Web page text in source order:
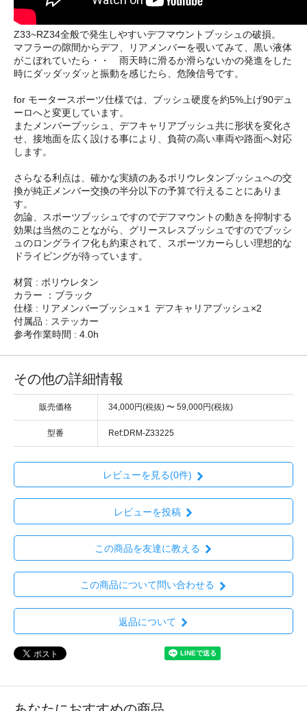
Z33~RZ34全般で発生しやすいデフマウントブッシュの破損。
マフラーの隙間からデフ、リアメンバーを覗いてみて、黒い液体
がこぼれていたら・・ 雨天時に滑るか滑らないかの発進をした
時にダッダッダッと振動を感じたら、危険信号です。
for モータースポーツ仕様では、ブッシュ硬度を約5%上げ90デュ
ーロへと変更しています。
またメンバーブッシュ、デフキャリアブッシュ共に形状を変化さ
せ、接地面を広く設ける事により、負荷の高い車両や路面へ対応
します。
さらなる利点は、確かな実績のあるポリウレタンブッシュへの交
換が純正メンバー交換の半分以下の予算で行えることにありま
す。
勿論、スポーツブッシュですのでデフマウントの動きを抑制する
効果は当然のことながら、グリースレスブッシュですのでブッシ
ュのロングライフ化も約束されて、スポーツカーらしい理想的な
ドライビングが待っています。
材質 : ポリウレタン
カラー ：ブラック
仕様 : リアメンバーブッシュ×１ デフキャリアブッシュ×2
付属品 : ステッカー
参考作業時間 : 4.0h
その他の詳細情報
販売価格 34,000円(税抜) 〜 59,000円(税抜)
型番 Ref:DRM-Z33225
レビューを見る(0件)
レビューを投稿
この商品を友達に教える
この商品について問い合わせる
返品について